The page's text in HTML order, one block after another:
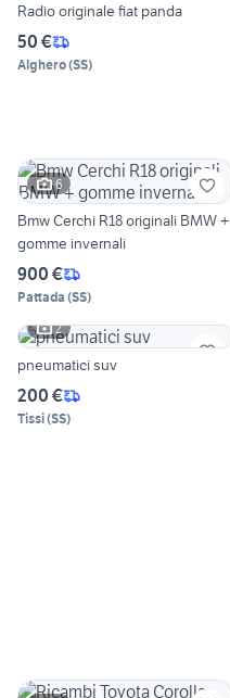
Radio originale fiat panda
50 €
Alghero(SS)
6
Bmw Cerchi R18 originali BMW +
gomme invernali
900 €
Pattada (SS)
2
pneumatici suv
200 €
Tissi(SS)